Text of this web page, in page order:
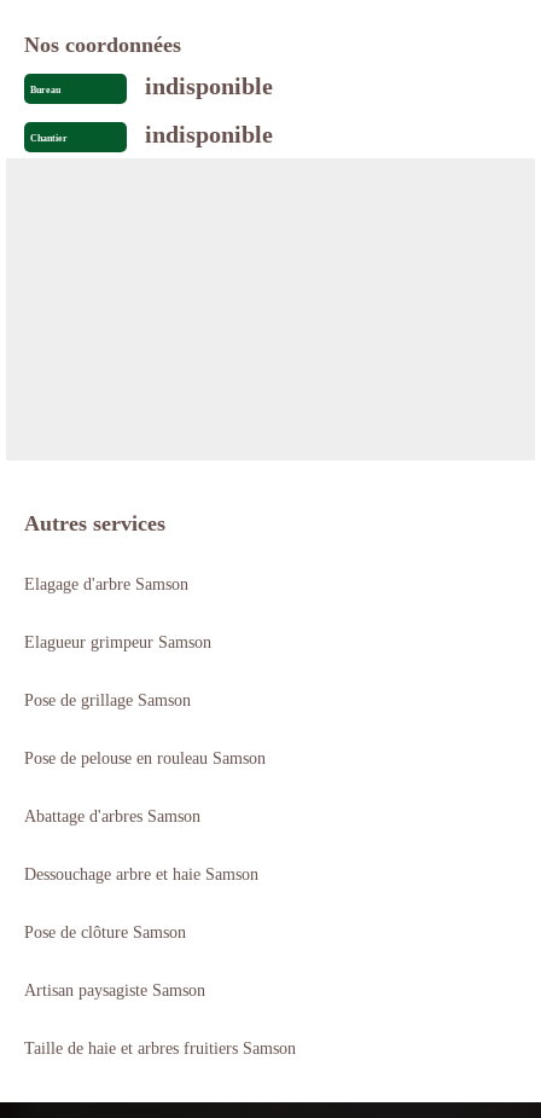
Nos coordonnées
Bureau indisponible
Chantier indisponible
Autres services
Elagage d'arbre Samson
Elagueur grimpeur Samson
Pose de grillage Samson
Pose de pelouse en rouleau Samson
Abattage d'arbres Samson
Dessouchage arbre et haie Samson
Pose de clôture Samson
Artisan paysagiste Samson
Taille de haie et arbres fruitiers Samson